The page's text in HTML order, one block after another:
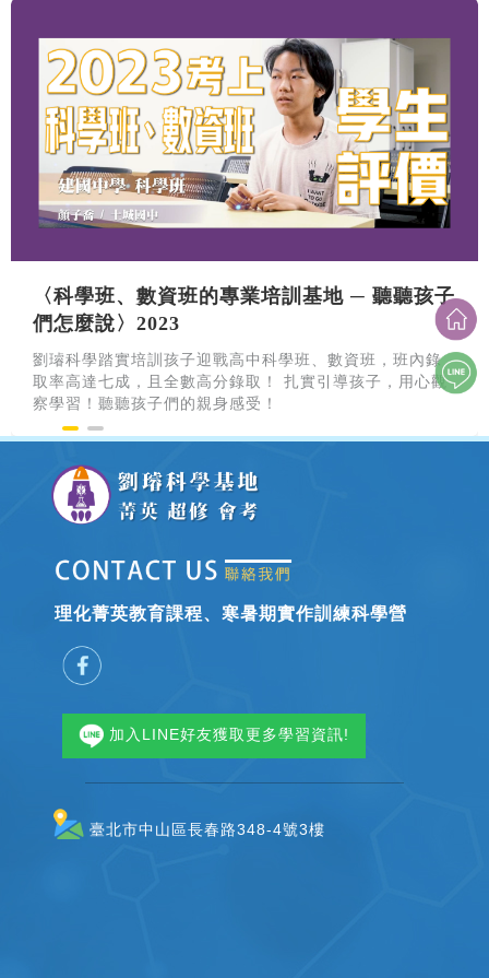
〈科學班、數資班的專業培訓基地 ─ 聽聽孩子
們怎麼說〉2023
劉璿科學踏實培訓孩子迎戰高中科學班、數資班，班內錄
取率高達七成，且全數高分錄取！ 扎實引導孩子，用心觀
察學習！聽聽孩子們的親身感受！
理化菁英教育課程、寒暑期實作訓練科學營
加入LINE好友獲取更多學習資訊!
臺北市中山區長春路348-4號3樓
申請試聽